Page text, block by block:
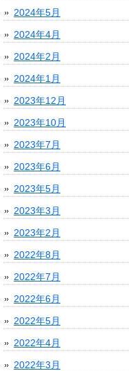
2024年5月
2024年4月
2024年2月
2024年1月
2023年12月
2023年10月
2023年7月
2023年6月
2023年5月
2023年3月
2023年2月
2022年8月
2022年7月
2022年6月
2022年5月
2022年4月
2022年3月